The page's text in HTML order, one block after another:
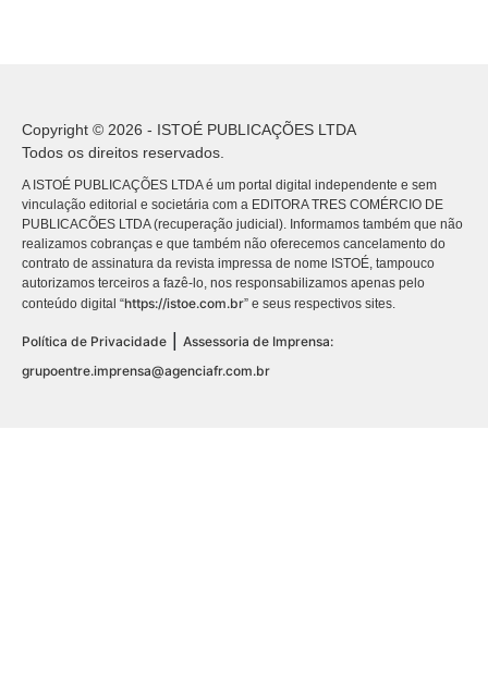
Copyright © 2026 - ISTOÉ PUBLICAÇÕES LTDA
Todos os direitos reservados.
A ISTOÉ PUBLICAÇÕES LTDA é um portal digital independente e sem
vinculação editorial e societária com a EDITORA TRES COMÉRCIO DE
PUBLICACÕES LTDA (recuperação judicial). Informamos também que não
realizamos cobranças e que também não oferecemos cancelamento do
contrato de assinatura da revista impressa de nome ISTOÉ, tampouco
autorizamos terceiros a fazê-lo, nos responsabilizamos apenas pelo
conteúdo digital “https://istoe.com.br” e seus respectivos sites.
Política de Privacidade | Assessoria de Imprensa:
grupoentre.imprensa@agenciafr.com.br